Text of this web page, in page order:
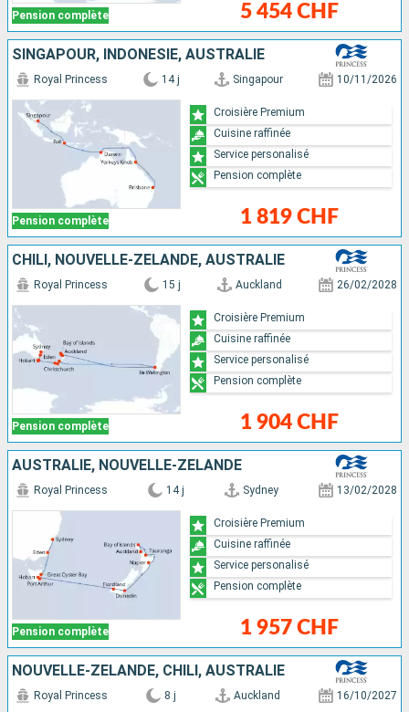
Pension complète 5 454 CHF
SINGAPOUR, INDONÉSIE, AUSTRALIE
Pension complète
Royal Princess 14 j Singapour 10/11/2026
1 819 CHF
Croisière Premium
Cuisine raffinée
Service personalisé
Pension complète
CHILI, NOUVELLE-ZÉLANDE, AUSTRALIE
Pension complète
Royal Princess 15 j Auckland 26/02/2028
1 904 CHF
Croisière Premium
Cuisine raffinée
Service personalisé
Pension complète
AUSTRALIE, NOUVELLE-ZÉLANDE
Pension complète
Royal Princess 14 j Sydney 13/02/2028
1 957 CHF
Croisière Premium
Cuisine raffinée
Service personalisé
Pension complète
NOUVELLE-ZÉLANDE, CHILI, AUSTRALIE
Royal Princess 8 j Auckland 16/10/2027